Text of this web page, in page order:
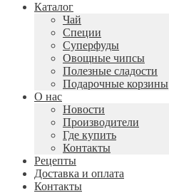
Каталог
Чай
Специи
Cуперфуды
Овощные чипсы
Полезные сладости
Подарочные корзины
О нас
Новости
Производители
Где купить
Контакты
Рецепты
Доставка и оплата
Контакты